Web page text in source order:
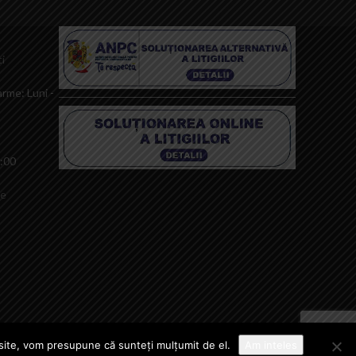
Luni -
vom presupune că sunteți mulțumit de el.